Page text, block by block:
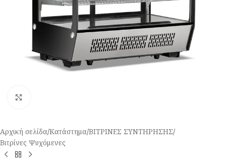
Αρχική σελίδα/Κατάστημα/ΒΙΤΡΙΝΕΣ ΣΥΝΤΗΡΗΣΗΣ/
Βιτρίνες Ψυχόμενες